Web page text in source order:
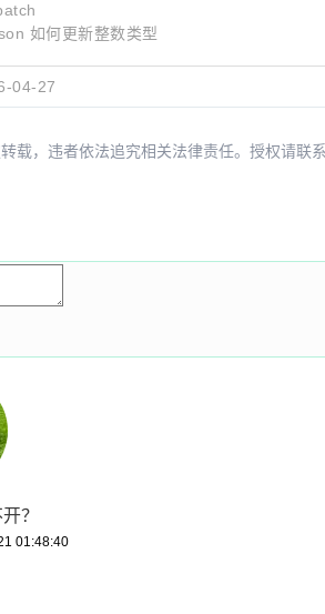
如何更新整数类型
users tracking field to queue_item
stack corruption, heap overflow, and
04-27
载，违者依法追究相关法律责任。授权请联
？
01:48:40